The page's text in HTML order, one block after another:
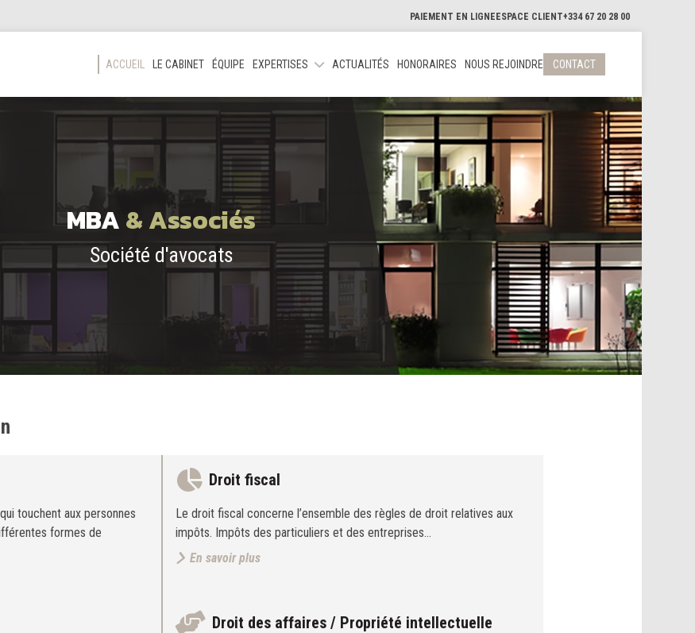
PAIEMENT EN LIGNE ESPACE CLIENT+334 67 20 28 00
ACCUEIL LE CABINET ÉQUIPE EXPERTISES ACTUALITÉS HONORAIRES NOUS REJOINDRE CONTACT
MBA& Associés
Société d'avocats
touchent aux personnes
formes de
Droit fiscal
Le droit fiscal concerne l’ensemble des règles de droit relatives aux
impôts. Impôts des particuliers et des entreprises…
En savoir plus
Droit des affaires / Propriété intellectuelle